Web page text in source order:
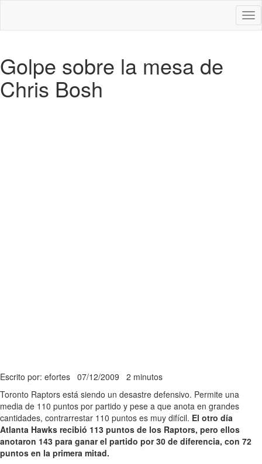
Golpe sobre la mesa de
Chris Bosh
Escrito por: efortes 07/12/2009 2 minutos
Toronto Raptors está siendo un desastre defensivo. Permite una
media de 110 puntos por partido y pese a que anota en grandes
cantidades, contrarrestar 110 puntos es muy difícil. El otro día
Atlanta Hawks recibió 113 puntos de los Raptors, pero ellos
anotaron 143 para ganar el partido por 30 de diferencia, con 72
puntos en la primera mitad.